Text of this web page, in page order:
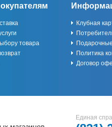
товара
Клубная
Политика
Договор
Единая